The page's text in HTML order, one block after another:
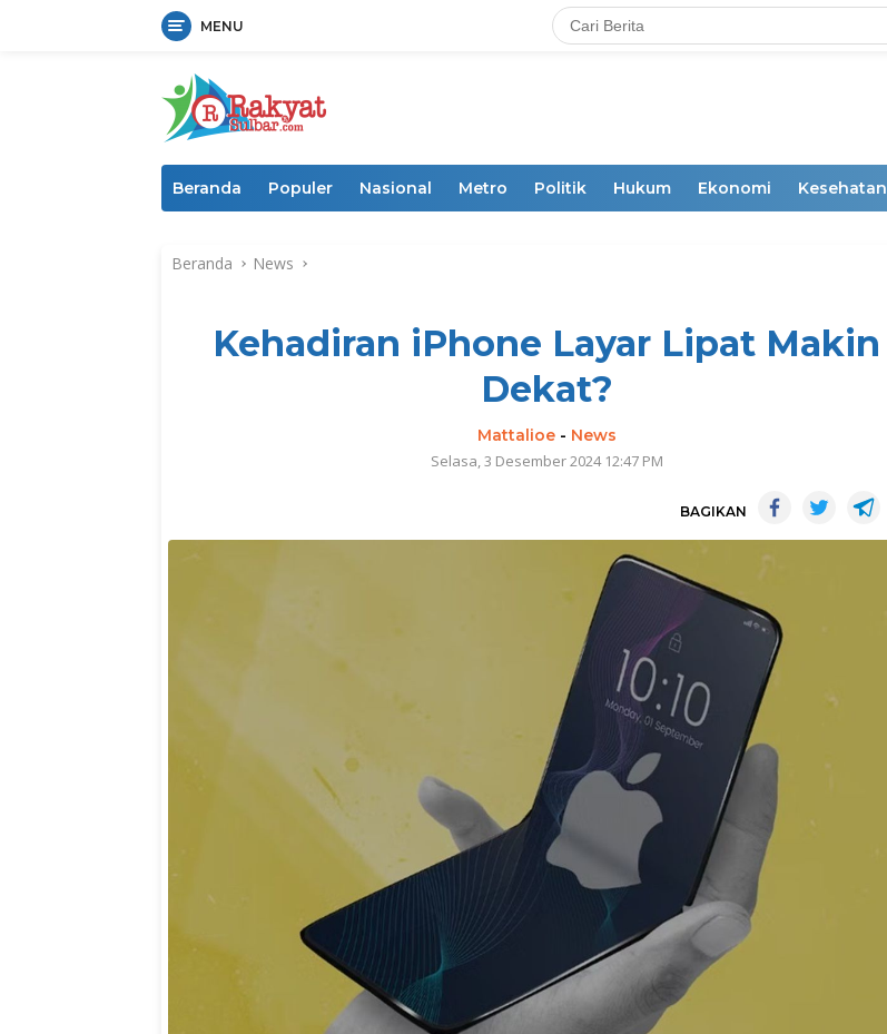
MENU
Beranda Populer Nasional Metro Politik Hukum Ekonomi Kesehatan
Beranda News
Kehadiran iPhone Layar Lipat Makin
Dekat?
Mattalioe- News
Selasa, 3 Desember 2024 12:47 PM
BAGIKAN